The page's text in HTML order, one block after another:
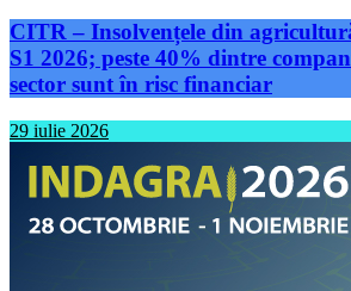
CITR – Insolvențele din
S1 2026; peste 40% dintre
sector sunt în risc financiar
29 iulie 2026